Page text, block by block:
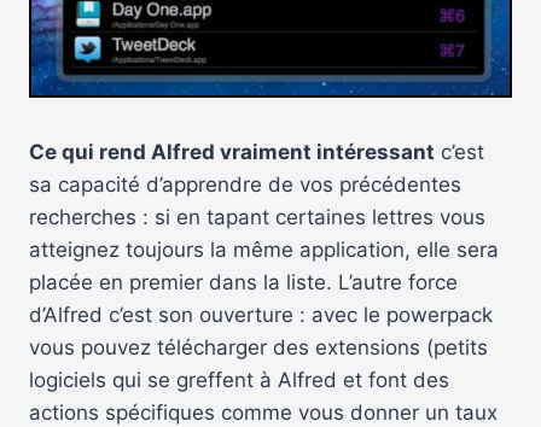
Ce qui rend Alfred vraiment intéressant c’est
sa capacité d’apprendre de vos précédentes
recherches : si en tapant certaines lettres vous
atteignez toujours la même application, elle sera
placée en premier dans la liste. L’autre force
d’Alfred c’est son ouverture : avec le powerpack
vous pouvez télécharger des extensions (petits
logiciels qui se greffent à Alfred et font des
actions spécifiques comme vous donner un taux